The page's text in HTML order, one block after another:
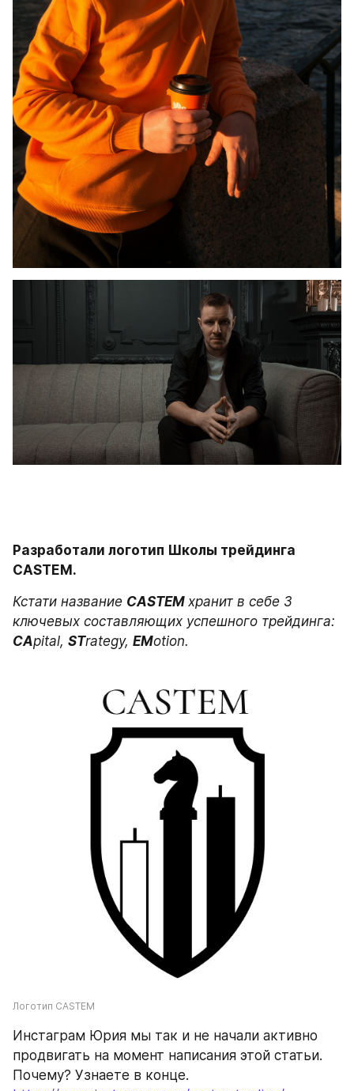
Разработали логотип Школы трейдинга
CASTEM.
Кстати название CASTEM хранит в себе 3
CApital, STrategy, EMotion.
Логотип CASTEM
Инстаграм Юрия мы так и не начали активно
продвигать на момент написания этой статьи.